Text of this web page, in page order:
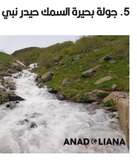
5. جولة بحيرة السمك حيدر نبي